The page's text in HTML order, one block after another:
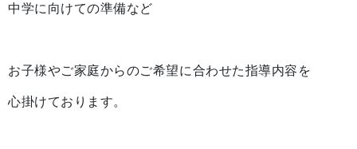
中学に向けての準備など
お子様やご家庭からのご希望に合わせた指導内容を
心掛けております。